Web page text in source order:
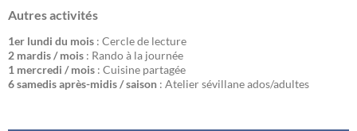
Autres activités
1er lundi du mois : Cercle de lecture
2 mardis / mois : Rando à la journée
1 mercredi / mois : Cuisine partagée
6 samedis après-midis / saison : Atelier sévillane ados/adultes